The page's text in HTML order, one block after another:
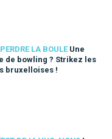
LA BOULE Une
de bowling ? Strikez les
bruxelloises !
bruxelloises !